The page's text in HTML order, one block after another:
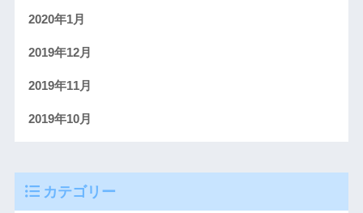
2020年1月
2019年12月
2019年11月
2019年10月
カテゴリー